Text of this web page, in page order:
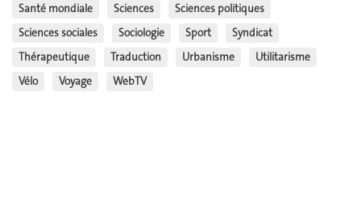
Santé mondiale
Sciences
Sciences politiques
Sciences sociales
Sociologie Sport
Syndicat
Thérapeutique
Traduction Urbanisme
Utilitarisme
Vélo
Voyage WebTV